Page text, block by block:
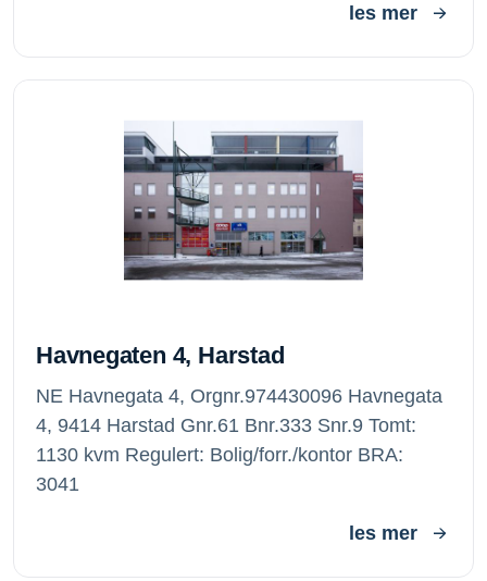
les mer
Havnegaten 4, Harstad
Havnegaten 4, Harstad
NE Havnegata 4, Orgnr.974430096 Havnegata
4, 9414 Harstad Gnr.61 Bnr.333 Snr.9 Tomt:
1130 kvm Regulert: Bolig/forr./kontor BRA:
3041
les mer